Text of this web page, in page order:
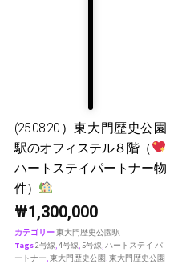
(25.08.20）東大門歴史公園
駅のオフィステル８階（
ハートステイパートナー物
件）
₩1,300,000
カテゴリー東大門歴史公園駅
Tags2号線,4号線, 5号線,ハートステイ パ
ートナー,東大門歴史公園,東大門歴史公園